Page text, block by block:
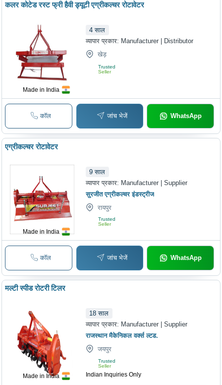
Made in India
कलर कोटेड रस्ट फ्री हैवी ड्यूटी एग्रीकल्चर रोटावेटर
4 साल
व्यापार प्रकार: Manufacturer | Distributor
खेड़
Trusted
Seller
कॉल जांच भेजें WhatsApp
Made in India
एग्रीकल्चर रोटावेटर
9 साल
व्यापार प्रकार: Manufacturer | Supplier
सुरजीत एग्रीकल्चर इंडस्ट्रीज
रायपुर
Trusted
Seller
कॉल जांच भेजें WhatsApp
Made in India
मल्टी स्पीड रोटरी टिलर
18 साल
व्यापार प्रकार: Manufacturer | Supplier
राजस्थान मैकेनिकल वर्क्स ल्टड.
जयपुर
Trusted
Seller
Indian Inquiries Only